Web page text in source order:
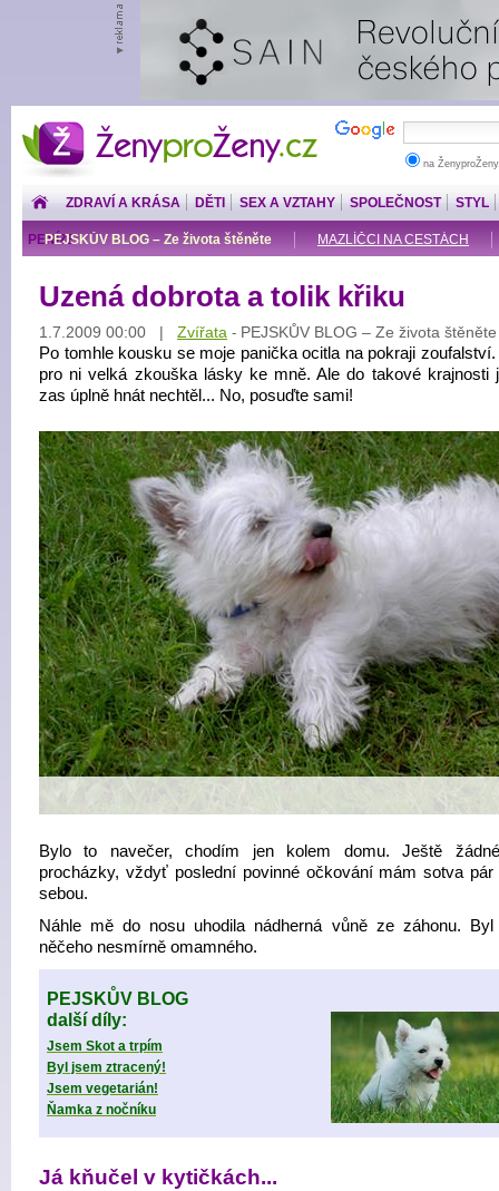
ŽenyproŽeny.cz
na
ZDRAVÍ A KRÁSA DĚTI SEX A VZTAHY SPOLEČNOST STYL
PEJSKŮV BLOG – Ze života štěněte MAZLÍČCI NA CESTÁCH
PENÍZE
Uzená dobrota a tolik křiku
1.7.2009 00:00 | Zvířata - PEJSKŮV BLOG – Ze života štěněte
Po tomhle kousku se moje panička ocitla na pokraji
pro ni velká zkouška lásky ke mně. Ale do takové krajnosti
zas úplně hnát nechtěl... No, posuďte sami!
Bylo to navečer, chodím jen kolem domu. Ještě
procházky, vždyť poslední povinné očkování mám sotva pár
sebou.
Náhle mě do nosu uhodila nádherná vůně ze záhonu.
něčeho nesmírně omamného.
PEJSKŮV BLOG
další díly:
Jsem Skot a trpím
Byl jsem ztracený!
Jsem vegetarián!
Ňamka z nočníku
Já kňučel v kytičkách...